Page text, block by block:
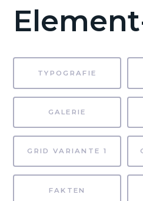
TYPOGRAFIE
GALERIE
GRID VARIANTE 1
FAKTEN